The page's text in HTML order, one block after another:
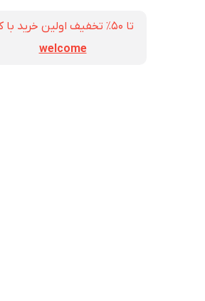
تا ۵۰٪ تخفیف اولین خرید با کد
welcome